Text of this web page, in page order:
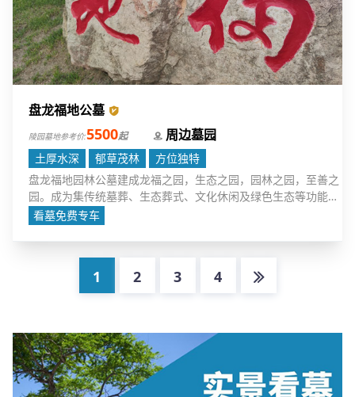
盘龙福地公墓
陵园墓地参考价:5500起 周边墓园
土厚水深 郁草茂林
方位独特
盘龙福地园林公墓建成龙福之园，生态之园，园林之园，至善之
园。成为集传统墓葬、生态葬式、文化休闲及绿色生态等功能于
一体的生命纪念园林公墓
看墓免费专车
1 2 3 4